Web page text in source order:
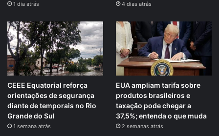
1 dia atrás 4 dias atrás
CEEE Equatorial reforça
orientações de segurança
diante de temporais no Rio
Grande do Sul
1 semana atrás
EUA ampliam tarifa sobre
produtos brasileiros e
taxação pode chegar a
37,5%; entenda o que muda
2 semanas atrás